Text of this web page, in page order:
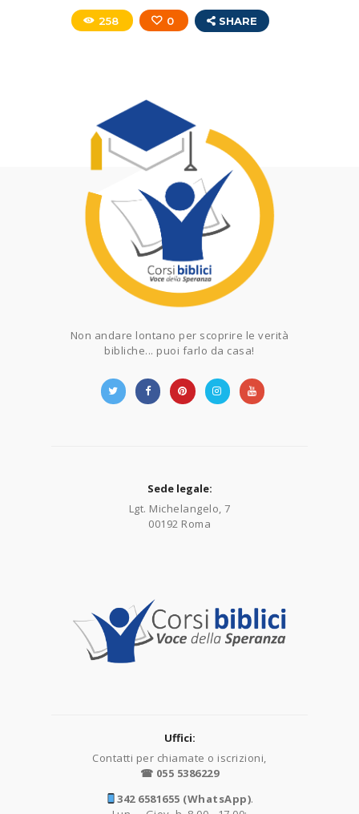
258 0 SHARE
Non andare lontano per scoprire le verità
bibliche... puoi farlo da casa!
Sede legale:
Lgt. Michelangelo, 7
00192 Roma
Uffici:
Contatti per chiamate o iscrizioni,
☎ 055 5386229
342 6581655 (WhatsApp).